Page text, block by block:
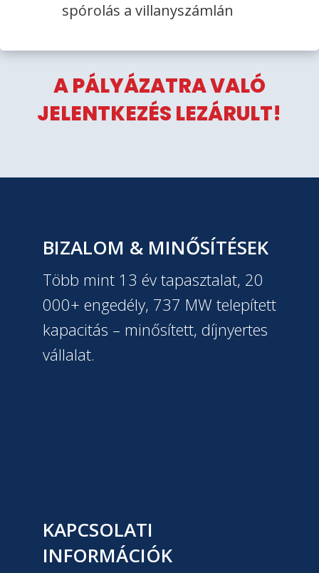
spórolás a villanyszámlán
A PÁLYÁZATRA VALÓ
JELENTKEZÉS LEZÁRULT!
BIZALOM & MINŐSÍTÉSEK
Több mint 13 év tapasztalat, 20
000+ engedély, 737 MW telepített
kapacitás – minősített, díjnyertes
vállalat.
KAPCSOLATI
INFORMÁCIÓK